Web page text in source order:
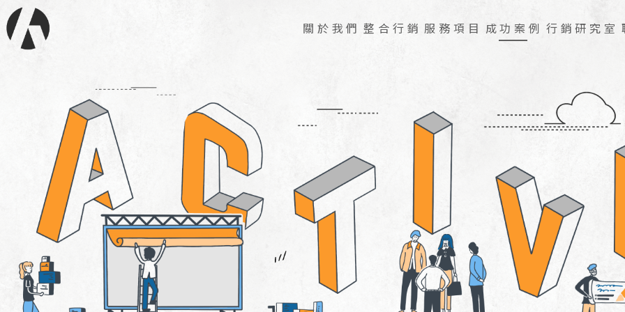
關於我們 整合行銷 服務項目 成功案例 行銷研究室